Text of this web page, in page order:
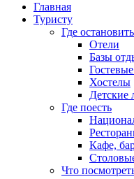
Главная
Туристу
Где
Отели
Базы
Хостелы
Детские
Где поесть
Кафе,
Что